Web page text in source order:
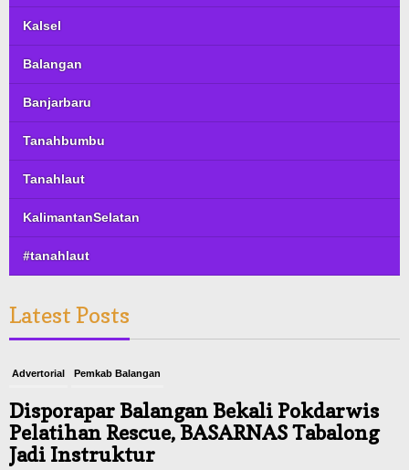
Kalsel
Balangan
Banjarbaru
Tanahbumbu
Tanahlaut
KalimantanSelatan
#tanahlaut
Latest Posts
Advertorial Pemkab Balangan
Disporapar Balangan Bekali Pokdarwis
Pelatihan Rescue, BASARNAS Tabalong
Jadi Instruktur